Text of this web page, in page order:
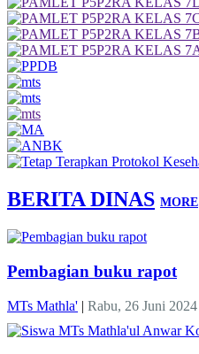
BERITA DINAS MORE
Pembagian buku rapot
MTs Mathla' | Rabu, 26 Juni 2024